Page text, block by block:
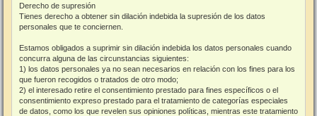
Derecho de supresión
Tienes derecho a obtener sin dilación indebida la supresión de los datos
personales que te conciernen.
Estamos obligados a suprimir sin dilación indebida los datos personales cuando
concurra alguna de las circunstancias siguientes:
1) los datos personales ya no sean necesarios en relación con los fines para los
que fueron recogidos o tratados de otro modo;
2) el interesado retire el consentimiento prestado para fines específicos o el
consentimiento expreso prestado para el tratamiento de categorías especiales
de datos, como los que revelen sus opiniones políticas, mientras este tratamiento